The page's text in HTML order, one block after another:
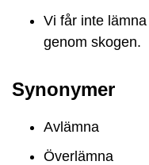
Vi får inte
genom skogen.
Synonymer
Avlämna
Överlämna